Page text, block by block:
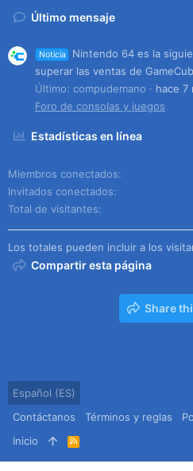
Último mensaje
Noticia
Nintendo 64 es la
superar las ventas de
Último: compudemano
hace 7
Foro de consolas y juegos
Estadísticas en línea
Miembros conectados
Invitados conectados
Total de visitantes
Los totales pueden incluir a los
Compartir esta página
Share
Español (ES)
Contáctanos
Términos y reglas
Inicio
R
S
S